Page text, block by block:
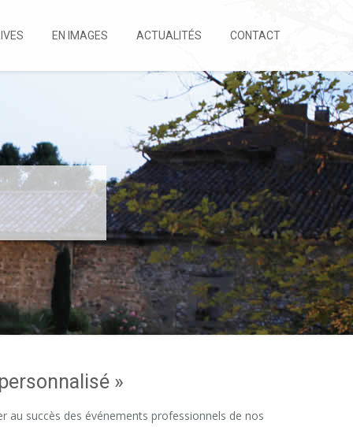
EN IMAGES ACTUALITÉS CONTACT
»
succès des événements professionnels de nos